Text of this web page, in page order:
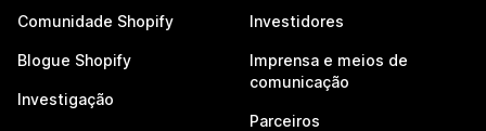
Comunidade Shopify
Blogue Shopify
Investigação
Investidores
Imprensa e meios de
comunicação
Parceiros